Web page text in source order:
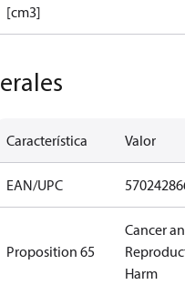
[cm3]
Característica Valor
EAN/UPC
Proposition 65
Cancer
Harm